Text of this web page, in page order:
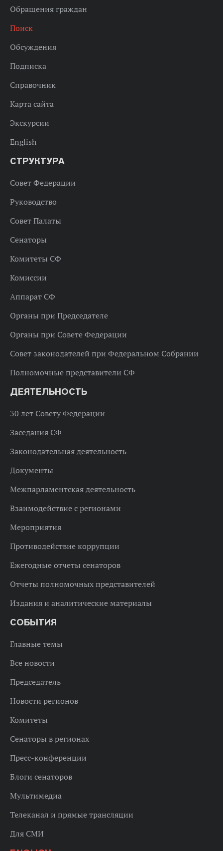
Обращения граждан
Поиск
Обсуждения
Подписка
Справочник
Карта сайта
Экскурсии
English
СТРУКТУРА
Совет Федерации
Руководство
Совет Палаты
Сенаторы
Комитеты СФ
Комиссии
Аппарат СФ
Органы при Председателе
Органы при Совете Федерации
Совет законодателей при Федеральном Собрании
Полномочные представители СФ
ДЕЯТЕЛЬНОСТЬ
30 лет Совету Федерации
Заседания СФ
Законодательная деятельность
Документы
Межпарламентская деятельность
Взаимодействие с регионами
Мероприятия
Противодействие коррупции
Ежегодные отчеты сенаторов
Отчеты полномочных представителей
Издания и аналитические материалы
СОБЫТИЯ
Главные темы
Все новости
Председатель
Новости регионов
Комитеты
Сенаторы в регионах
Пресс-конференции
Блоги сенаторов
Мультимедиа
Телеканал и прямые трансляции
Для СМИ